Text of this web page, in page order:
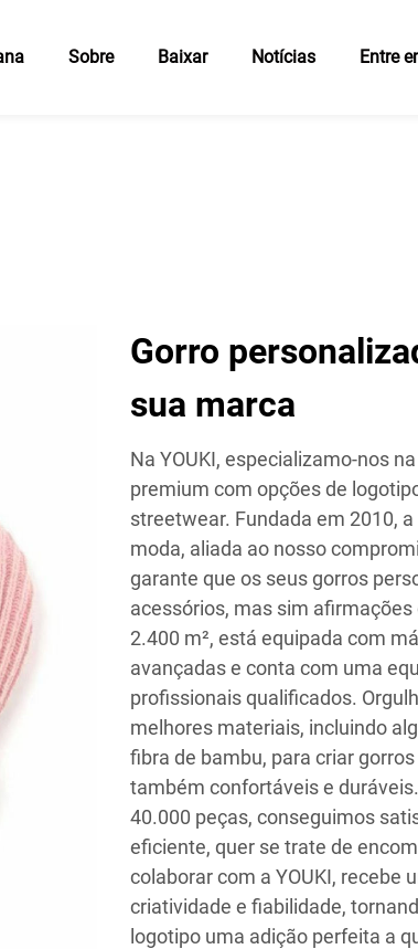
Sobre Baixar Notícias Entre
Gorro
sua marca
Na YOUKI, especializamo-nos
premium com opções de
streetwear. Fundada em 2010,
moda, aliada ao nosso
garante que os seus gorros
acessórios, mas sim
2.400 m², está equipada com
avançadas e conta com uma
profissionais qualificados.
melhores materiais, incluindo
fibra de bambu, para criar
também confortáveis e
40.000 peças, conseguimos
eficiente, quer se trate de
colaborar com a YOUKI, recebe
criatividade e fiabilidade,
logotipo uma adição perfeita a